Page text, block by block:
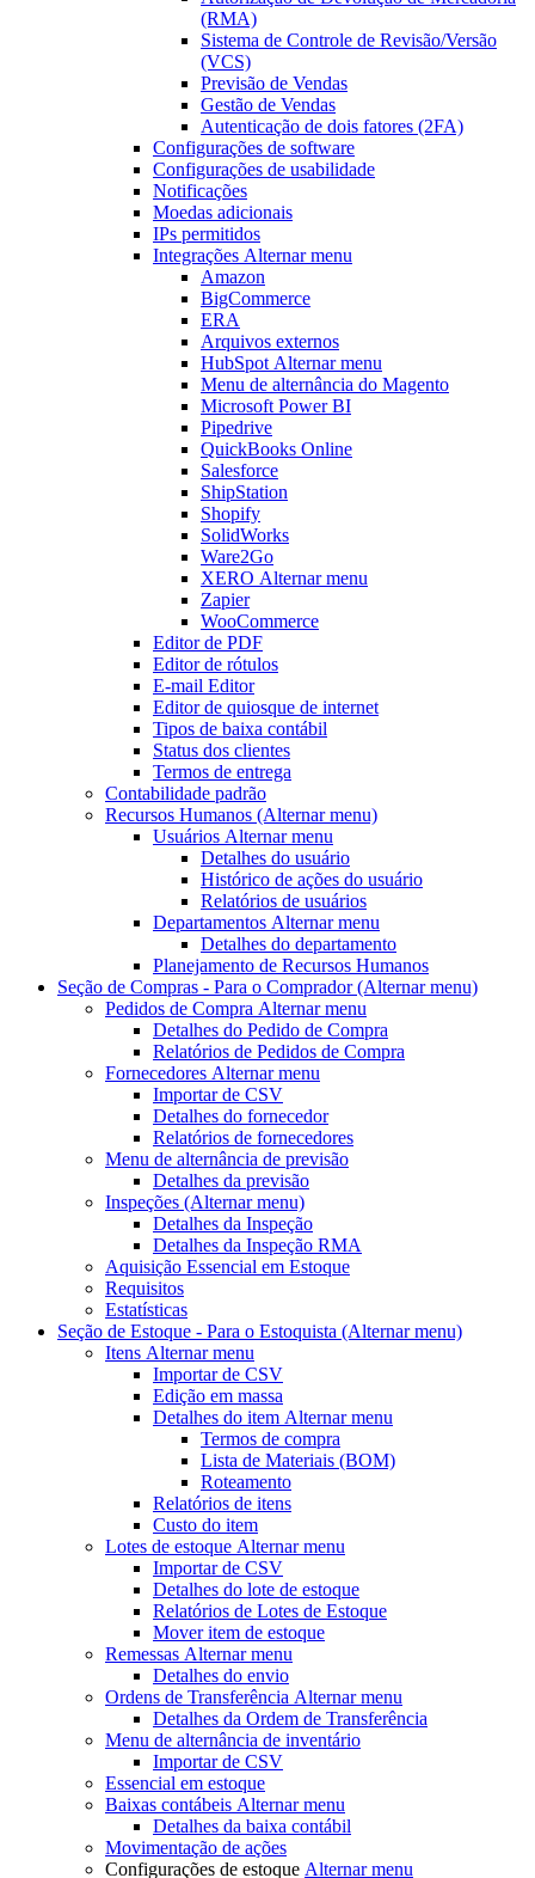
(RMA)
Sistema de Controle de Revisão/Versão
(VCS)
Previsão de Vendas
Gestão de Vendas
Autenticação de dois fatores (2FA)
Configurações de software
Configurações de usabilidade
Notificações
Moedas adicionais
IPs permitidos
Integrações Alternar menu
Amazon
BigCommerce
ERA
Arquivos externos
HubSpot Alternar menu
Menu de alternância do Magento
Microsoft Power BI
Pipedrive
QuickBooks Online
Salesforce
ShipStation
Shopify
SolidWorks
Ware2Go
XERO Alternar menu
Zapier
WooCommerce
Editor de PDF
Editor de rótulos
E-mail Editor
Editor de quiosque de internet
Tipos de baixa contábil
Status dos clientes
Termos de entrega
Contabilidade padrão
Recursos Humanos (Alternar menu)
Usuários Alternar menu
Detalhes do usuário
Histórico de ações do usuário
Relatórios de usuários
Departamentos Alternar menu
Detalhes do departamento
Planejamento de Recursos Humanos
Seção de Compras - Para o Comprador(Alternar menu)
Pedidos de Compra Alternar menu
Detalhes do Pedido de Compra
Relatórios de Pedidos de Compra
Fornecedores Alternar menu
Importar de CSV
Detalhes do fornecedor
Relatórios de fornecedores
Menu de alternância de previsão
Detalhes da previsão
Inspeções (Alternar menu)
Detalhes da Inspeção
Detalhes da Inspeção RMA
Aquisição Essencial em Estoque
Requisitos
Estatísticas
Seção de Estoque - Para o Estoquista (Alternar menu)
Itens Alternar menu
Importar de CSV
Edição em massa
Detalhes do item Alternar menu
Termos de compra
Lista de Materiais (BOM)
Roteamento
Relatórios de itens
Custo do item
Lotes de estoque Alternar menu
Importar de CSV
Detalhes do lote de estoque
Relatórios de Lotes de Estoque
Mover item de estoque
Remessas Alternar menu
Detalhes do envio
Ordens de Transferência Alternar menu
Detalhes da Ordem de Transferência
Menu de alternância de inventário
Importar de CSV
Essencial em estoque
Baixas contábeis Alternar menu
Detalhes da baixa contábil
Movimentação de ações
Configurações de estoque Alternar menu